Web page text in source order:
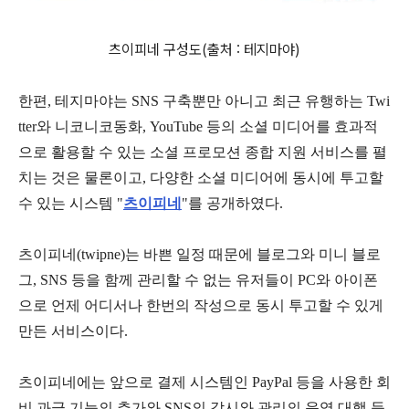
츠이피네 구성도(출처 : 테지마야)
한편, 테지마야는 SNS 구축뿐만 아니고 최근 유행하는 Twi
tter와 니코니코동화, YouTube 등의 소셜 미디어를 효과적
으로 활용할 수 있는 소셜 프로모션 종합 지원 서비스를 펼
치는 것은 물론이고, 다양한 소셜 미디어에 동시에 투고할
수 있는 시스템 "츠이피네 "를 공개하였다.
츠이피네(twipne)는 바쁜 일정 때문에 블로그와 미니 블로
그, SNS 등을 함께 관리할 수 없는 유저들이 PC와 아이폰
으로 언제 어디서나 한번의 작성으로 동시 투고할 수 있게
만든 서비스이다.
츠이피네에는 앞으로 결제 시스템인 PayPal 등을 사용한 회